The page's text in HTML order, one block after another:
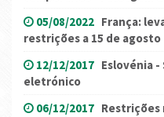
05/08/2022 França:
restrições a 15 de agosto
12/12/2017 Eslovénia
eletrónico
06/12/2017 Restrições